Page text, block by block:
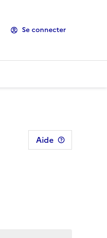
Se connecter
Aide